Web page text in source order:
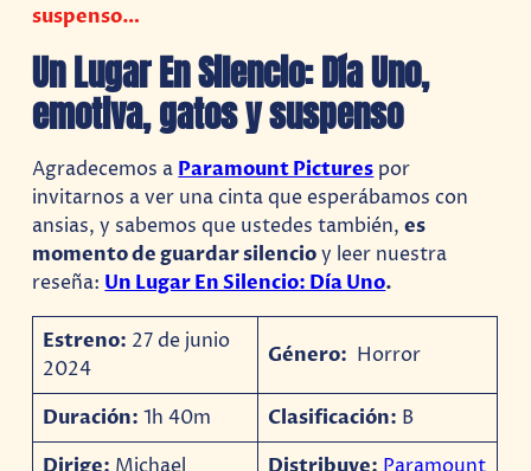
suspenso…
Un Lugar En Silencio: Día Uno,
emotiva, gatos y suspenso
Agradecemos a Paramount Pictures por
invitarnos a ver una cinta que esperábamos con
ansias, y sabemos que ustedes también,es
momento de guardar silencioy leer nuestra
reseña: Un Lugar En Silencio: Día Uno.
Estreno: 27 de junio
2024
Género: Horror
Duración: 1h 40m Clasificación: B